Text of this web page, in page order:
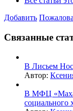
Добавить
Связанные
В Лисьем
Автор:
В МФЦ
социального